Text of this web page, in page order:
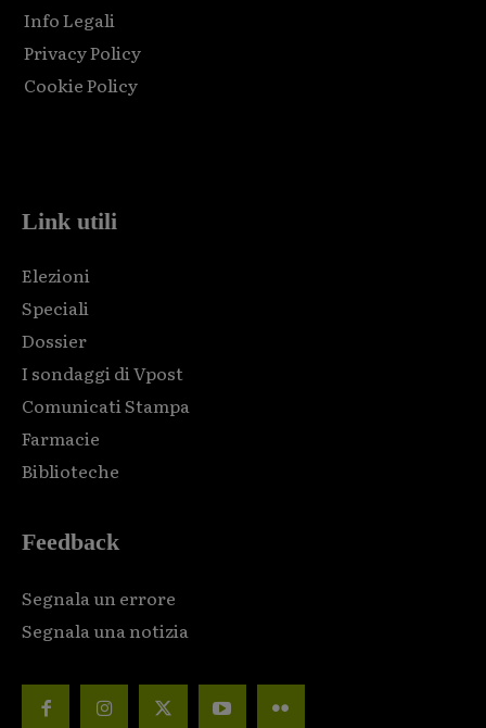
Info Legali
Privacy Policy
Cookie Policy
Link utili
Elezioni
Speciali
Dossier
I sondaggi di Vpost
Comunicati Stampa
Farmacie
Biblioteche
Feedback
Segnala un errore
Segnala una notizia